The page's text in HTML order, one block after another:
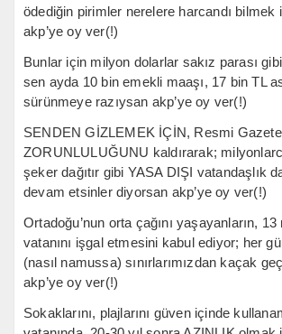
ödediğin pirimler nerelere harcandı bilmek
akp’ye oy ver(!)
Bunlar için milyon dolarlar sakız parası
sen ayda 10 bin emekli maaşı, 17 bin TL
sürünmeye razıysan akp’ye oy ver(!)
SENDEN GİZLEMEK İÇİN, Resmi
ZORUNLULUĞUNU kaldırarak;
şeker dağıtır gibi YASA DIŞI vatandaşlık
devam etsinler diyorsan akp’ye oy ver(!)
Ortadoğu’nun orta çağını yaşayanların,
vatanını işgal etmesini kabul ediyor; her
(nasıl namussa) sınırlarımızdan kaçak
akp’ye oy ver(!)
Sokaklarını, plajlarını güven içinde